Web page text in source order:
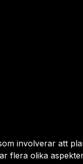
involverar att
flera olika